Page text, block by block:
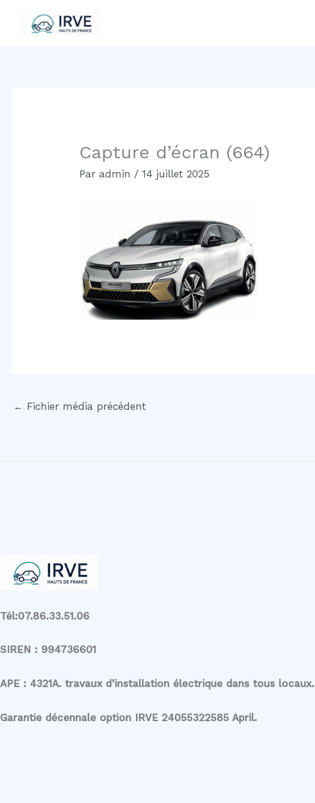
Capture d’écran (664)
Paradmin /14 juillet 2025
← Fichier média précédent
Tél:07.86.33.51.06
SIREN : 994736601
APE : 4321A. travaux d’installation électrique dans tous locaux.
Garantie décennale option IRVE 24055322585 April.